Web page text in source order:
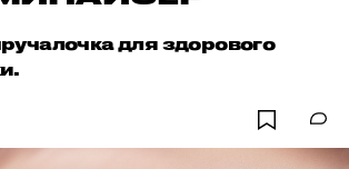
для здорового